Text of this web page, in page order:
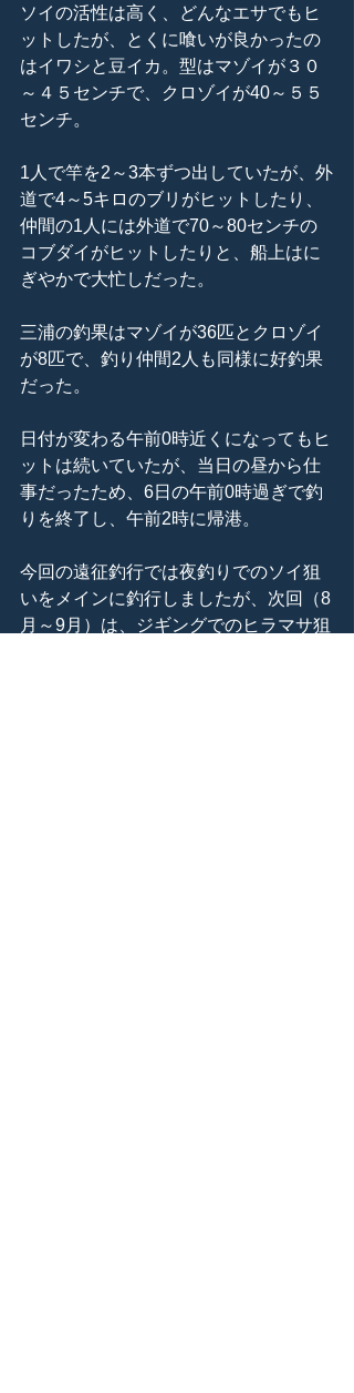
ソイの活性は高く、どんなエサでもヒ
ットしたが、とくに喰いが良かったの
はイワシと豆イカ。型はマゾイが３０
～４５センチで、クロゾイが40～５５
センチ。
1人で竿を2～3本ずつ出していたが、外
道で4～5キロのブリがヒットしたり、
仲間の1人には外道で70～80センチの
コブダイがヒットしたりと、船上はに
ぎやかで大忙しだった。
三浦の釣果はマゾイが36匹とクロゾイ
が8匹で、釣り仲間2人も同様に好釣果
だった。
日付が変わる午前0時近くになってもヒ
ットは続いていたが、当日の昼から仕
事だったため、6日の午前0時過ぎで釣
りを終了し、午前2時に帰港。
今回の遠征釣行では夜釣りでのソイ狙
いをメインに釣行しましたが、次回（8
月～9月）は、ジギングでのヒラマサ狙